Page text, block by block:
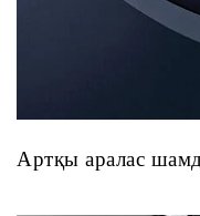
Артқы аралас